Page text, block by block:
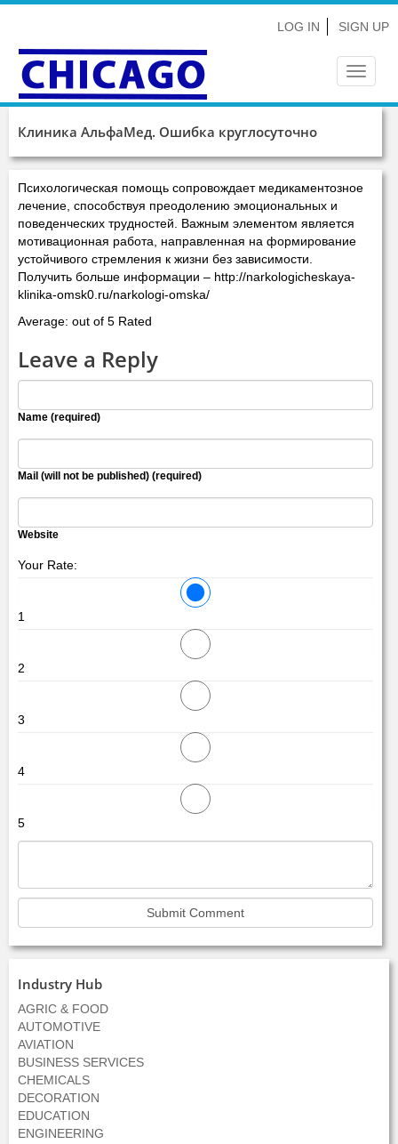
LOG IN SIGN UP
Toggle
Клиника АльфаМед. Ошибка круглосуточно
Психологическая помощь сопровождает медикаментозное
лечение, способствуя преодолению эмоциональных и
поведенческих трудностей. Важным элементом является
мотивационная работа, направленная на формирование
устойчивого стремления к жизни без зависимости.
Получить больше информации – http://narkologicheskaya-
klinika-omsk0.ru/narkologi-omska/
Average: out of 5 Rated
Leave a Reply
Name (required)
Mail (will not be published) (required)
Website
Your Rate:
1
2
3
4
5
Industry Hub
AGRIC & FOOD
AUTOMOTIVE
AVIATION
BUSINESS SERVICES
CHEMICALS
DECORATION
EDUCATION
ENGINEERING